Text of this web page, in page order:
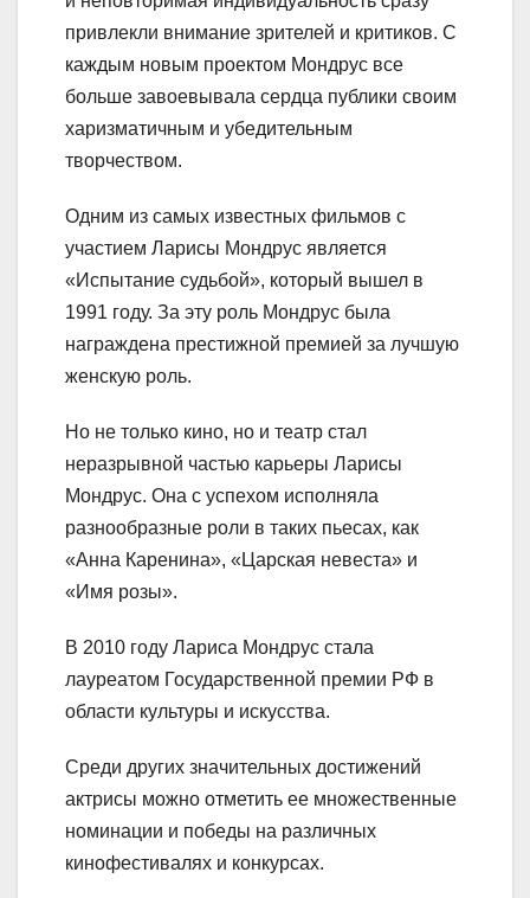
привлекли внимание зрителей и критиков. С
каждым новым проектом Мондрус все
больше завоевывала сердца публики своим
харизматичным и убедительным
творчеством.
Одним из самых известных фильмов с
участием Ларисы Мондрус является
«Испытание судьбой», который вышел в
1991 году. За эту роль Мондрус была
награждена престижной премией за лучшую
женскую роль.
Но не только кино, но и театр стал
неразрывной частью карьеры Ларисы
Мондрус. Она с успехом исполняла
разнообразные роли в таких пьесах, как
«Анна Каренина», «Царская невеста» и
«Имя розы».
В 2010 году Лариса Мондрус стала
лауреатом Государственной премии РФ в
области культуры и искусства.
Среди других значительных достижений
актрисы можно отметить ее множественные
номинации и победы на различных
кинофестивалях и конкурсах.